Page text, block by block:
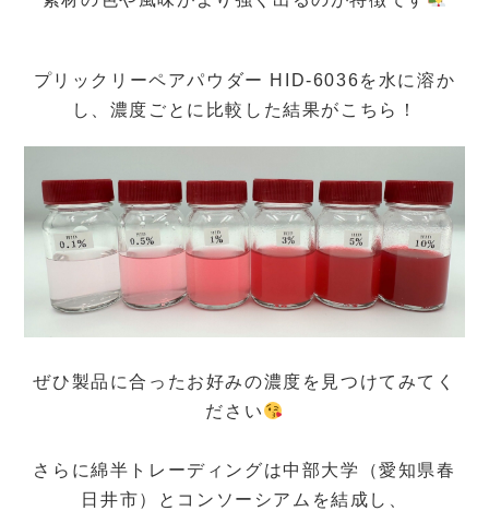
プリックリーペアパウダー HID-6036を水に溶か
し、濃度ごとに比較した結果がこちら！
ぜひ製品に合ったお好みの濃度を見つけてみてく
ださい
さらに綿半トレーディングは中部大学（愛知県春
日井市）とコンソーシアムを結成し、